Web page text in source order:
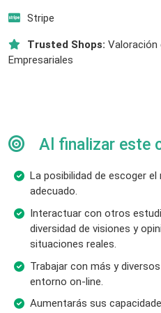
Stripe
Trusted Shops: Valoración
Empresariales
Al finalizar este
La posibilidad de escoger
adecuado.
Interactuar con otros
diversidad de visiones y
situaciones reales.
Trabajar con más y
entorno on-line.
Aumentarás sus